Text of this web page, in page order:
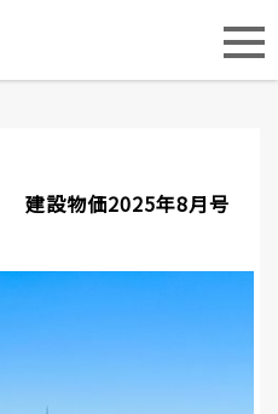
建設物価2025年8月号